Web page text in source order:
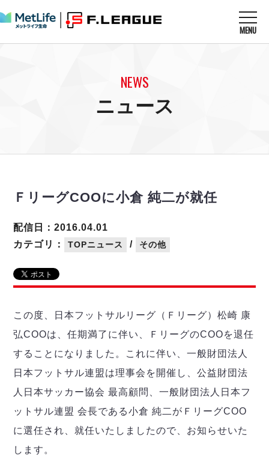
MENU
U-23選抜
メディア情報
その他
戦績表
個人ランキング｜ゴール
個人ランキング｜シュート
個人ランキング｜第2PK
試合日程
順位表
戦績表
警告・退場・出場停止選手
個人ランキング｜ゴール
個人ランキング｜シュート
個人ランキング｜シュート成功率
個人ランキング｜第2PK
エスポラーダ北海道
バルドラール浦安
フウガドールすみだ
しながわシティ
立川アスレティックFC
ペスカドーラ町田
ボアルース長野
名古屋オーシャンズ
シュライカー大阪
ボルクバレット北九州
バサジィ大分
メットライフ生命Ｆ２リーグ
ヴォスクオーレ仙台
アリーナ情報 ARENA
リーグ概要
日本フットサルリーグについて
大会概要
リーグ要項
クラブライセンス関連
アリーナ観戦マナー&ルール
過去の記録 ARCHIVE
過去の試合記録
ディビジョン1 試合記録
ディビジョン2 試合記録
Ｆリーグカップ 試合記録
プロジェクト PROJECT
ABeam AWARD
DIVISION 01
NEWS
ニュース
ＦリーグCOOに小倉 純二が就任
カテゴリ： TOPニュース / その他
配信日：2016.04.01
この度、日本フットサルリーグ（Ｆリーグ）松崎 康
弘COOは、任期満了に伴い、ＦリーグのCOOを退任
することになりました。これに伴い、一般財団法人
日本フットサル連盟は理事会を開催し、公益財団法
人日本サッカー協会 最高顧問、一般財団法人日本フ
ットサル連盟 会長である小倉 純二がＦリーグCOO
に選任され、就任いたしましたので、お知らせいた
します。